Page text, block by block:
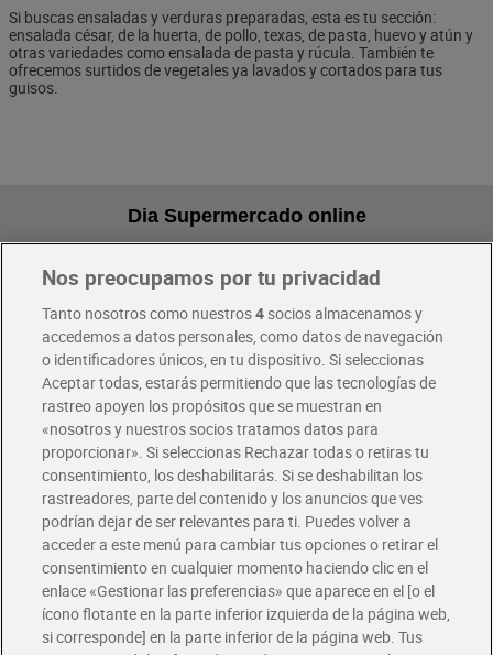
Si buscas ensaladas y verduras preparadas, esta es tu sección:
ensalada césar, de la huerta, de pollo, texas, de pasta, huevo y atún y
otras variedades como ensalada de pasta y rúcula. También te
ofrecemos surtidos de vegetales ya lavados y cortados para tus
guisos.
Dia Supermercado online
Pide hoy, recibe hoy
Envío gratis por compras superiores a 100€
Envío estandar por 4,99€
Glovo y Uber Eats
Solicita tu factura de Glovo o Uber Eats
Únete al CLUB Dia
Disfruta las ventajas y ofertas exclusivas.
Descárgate la APP Dia
Folletos y Tiendas
Descubre las mejores ofertas y busca tu tienda más cercana
Nos preocupamos por tu privacidad
Tanto nosotros como nuestros4socios almacenamos y
accedemos a datos personales, como datos de navegación
o identificadores únicos, en tu dispositivo. Si seleccionas
Aceptar todas, estarás permitiendo que las tecnologías de
rastreo apoyen los propósitos que se muestran en
«nosotros y nuestros socios tratamos datos para
proporcionar». Si seleccionas Rechazar todas o retiras tu
consentimiento, los deshabilitarás. Si se deshabilitan los
rastreadores, parte del contenido y los anuncios que ves
podrían dejar de ser relevantes para ti. Puedes volver a
acceder a este menú para cambiar tus opciones o retirar el
consentimiento en cualquier momento haciendo clic en el
enlace «Gestionar las preferencias» que aparece en el [o el
ícono flotante en la parte inferior izquierda de la página web,
si corresponde] en la parte inferior de la página web. Tus